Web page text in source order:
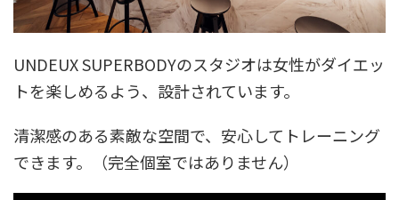
UNDEUX SUPERBODYのスタジオは女性がダイエッ
トを楽しめるよう、設計されています。
清潔感のある素敵な空間で、安心してトレーニング
できます。（完全個室ではありません）